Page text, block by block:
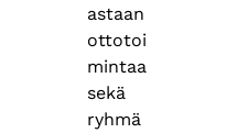
astaan
ottotoi
mintaa
sekä
ryhmä